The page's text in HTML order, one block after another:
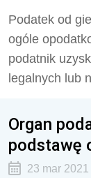
Podatek od
ogóle
podatnik
legalnych lub
Organ
podstawę
23 mar 2021